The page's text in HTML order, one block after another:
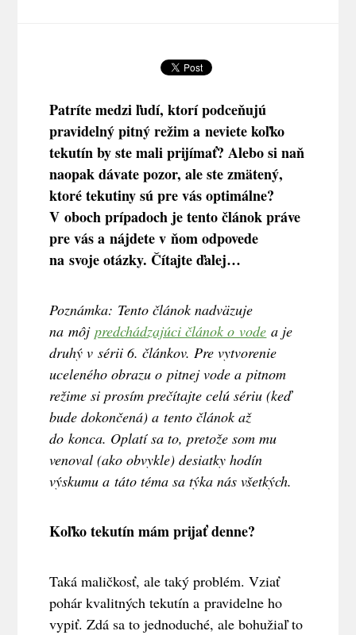
Patríte medzi ľudí, ktorí podceňujú
pravidelný pitný režim a neviete koľko
tekutín by ste mali prijímať? Alebo si naň
naopak dávate pozor, ale ste zmätený,
ktoré tekutiny sú pre vás optimálne?
V oboch prípadoch je tento článok práve
pre vás a nájdete v ňom odpovede
na svoje otázky. Čítajte ďalej…
Poznámka: Tento článok nadväzuje
na môjpredchádzajúci článok o vode a je
druhý v sérii 6. článkov. Pre vytvorenie
uceleného obrazu o pitnej vode a pitnom
režime si prosím prečítajte celú sériu (keď
bude dokončená) a tento článok až
do konca. Oplatí sa to, pretože som mu
venoval (ako obvykle) desiatky hodín
výskumu a táto téma sa týka nás všetkých.
Koľko tekutín mám prijať denne?
Taká maličkosť, ale taký problém. Vziať
pohár kvalitných tekutín a pravidelne ho
vypiť. Zdá sa to jednoduché, ale bohužiaľ to